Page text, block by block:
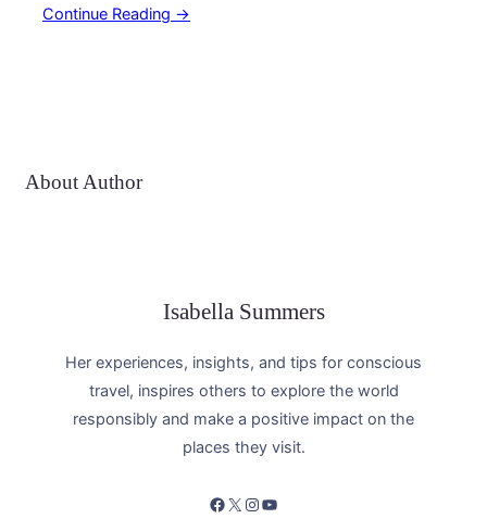
menyelami makna yang mendalam dari agama Islam.
Continue Reading →
About Author
Isabella Summers
Her experiences, insights, and tips for conscious
travel, inspires others to explore the world
responsibly and make a positive impact on the
places they visit.
Facebook X Instagram YouTube